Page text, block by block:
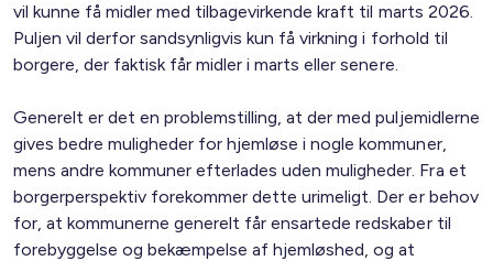
vil kunne få midler med tilbagevirkende kraft til marts 2026.
Puljen vil derfor sandsynligvis kun få virkning i forhold til
borgere, der faktisk får midler i marts eller senere.
Generelt er det en problemstilling, at der med puljemidlerne
gives bedre muligheder for hjemløse i nogle kommuner,
mens andre kommuner efterlades uden muligheder. Fra et
borgerperspektiv forekommer dette urimeligt. Der er behov
for, at kommunerne generelt får ensartede redskaber til
forebyggelse og bekæmpelse af hjemløshed, og at